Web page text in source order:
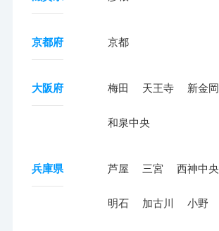
京都府 京都
大阪府 梅田 天王寺 新金岡
和泉中央
兵庫県 芦屋 三宮 西神中央
明石 加古川 小野